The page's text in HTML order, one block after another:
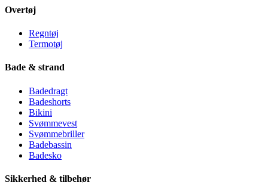
Overtøj
Regntøj
Termotøj
Bade & strand
Badedragt
Badeshorts
Bikini
Svømmevest
Svømmebriller
Badebassin
Badesko
Sikkerhed & tilbehør